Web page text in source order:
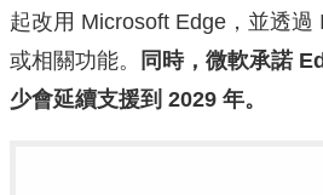
起改用 Microsoft Edge，並透過
或相關功能。
同時，微軟承諾
少會延續支援到 2029 年。